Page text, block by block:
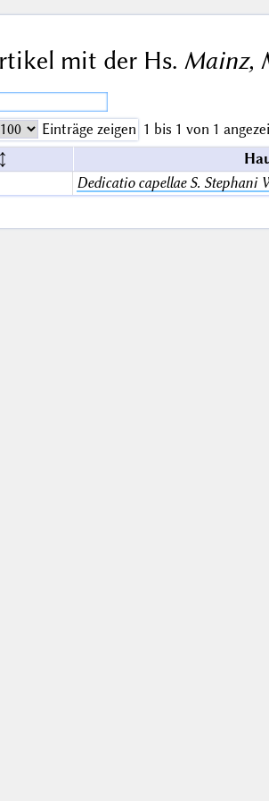
mit der Hs. Mainz,
Einträge zeigen 1 bis 1 von 1
Dedicatio capellae S. Stephani